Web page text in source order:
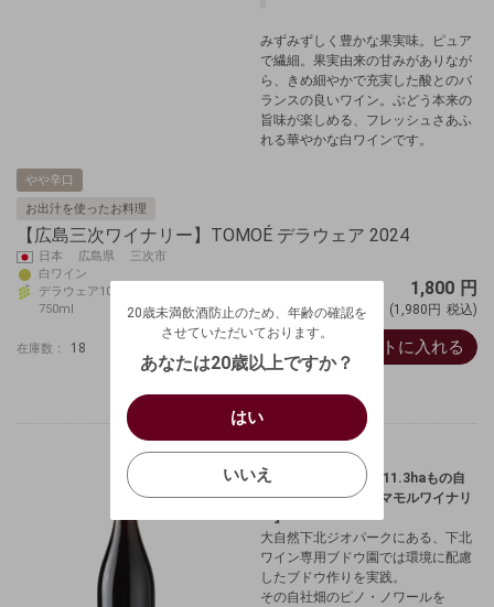
みずみずしく豊かな果実味。ピュア
で繊細。果実由来の甘みがありなが
ら、きめ細やかで充実した酸とのバ
ランスの良いワイン。ぶどう本来の
旨味が楽しめる、フレッシュさあふ
れる華やかな白ワインです。
やや辛口
お出汁を使ったお料理
【広島三次ワイナリー】TOMOÉ デラウェア 2024
日本 広島県 三次市
白ワイン
デラウェア100%
750ml
1,800 円
(1,980円 税込)
在庫数： 18 カートに入れる
『青森県 下北半島に11.3haもの自
社畑を所有するサンマモルワイナリ
ー』
大自然下北ジオパークにある、下北
ワイン専用ブドウ園では環境に配慮
したブドウ作りを実践。
その自社畑のピノ・ノワールを
お買い物を続ける カートへ進む
20歳未満飲酒防止のため、年齢の確認を
させていただいております。
あなたは20歳以上ですか？
はい
いいえ
生年月日を入力してください。
西暦
/
確認する
ログアウトします。よろしいですか？